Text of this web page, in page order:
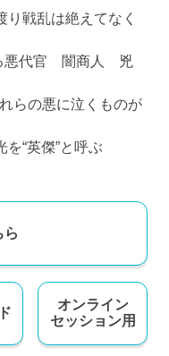
戦乱は絶えてなく
悪代官 闇商人 兇
らの悪に泣くものが
“英傑”と呼ぶ
ら
オンライン
セッション用